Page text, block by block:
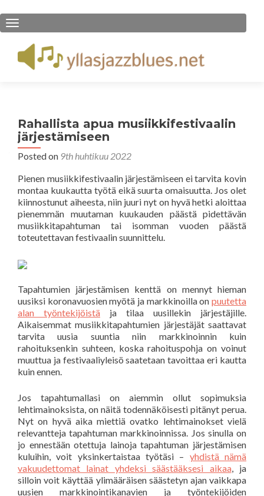
Rahallista apua musiikkifestivaalin
järjestämiseen
Posted on 9th huhtikuu 2022
Pienen musiikkifestivaalin järjestämiseen ei tarvita kovin
montaa kuukautta työtä eikä suurta omaisuutta. Jos olet
kiinnostunut aiheesta, niin juuri nyt on hyvä hetki aloittaa
pienemmän muutaman kuukauden päästä pidettävän
musiikkitapahtuman tai isomman vuoden päästä
toteutettavan festivaalin suunnittelu.
Tapahtumien järjestämisen kenttä on mennyt hieman
uusiksi koronavuosien myötä ja markkinoilla on puutetta
alan työntekijöistä ja tilaa uusillekin järjestäjille.
Aikaisemmat musiikkitapahtumien järjestäjät saattavat
tarvita uusia suuntia niin markkinoinnin kuin
rahoituksenkin suhteen, koska rahoituspohja on voinut
muuttua ja festivaaliyleisö saatetaan tavoittaa eri kautta
kuin ennen.
Jos tapahtumallasi on aiemmin ollut sopimuksia
lehtimainoksista, on näitä todennäköisesti pitänyt perua.
Nyt on hyvä aika miettiä ovatko lehtimainokset vielä
relevantteja tapahtuman markkinoinnissa. Jos sinulla on
jo ennestään otettuja lainoja tapahtuman järjestämisen
kuluihin, voit yksinkertaistaa työtäsi – yhdistä nämä
vakuudettomat lainat yhdeksi säästääksesi aikaa, ja
silloin voit käyttää ylimääräisen säästetyn ajan vaikkapa
uusien markkinointikanavien ja työntekijöiden